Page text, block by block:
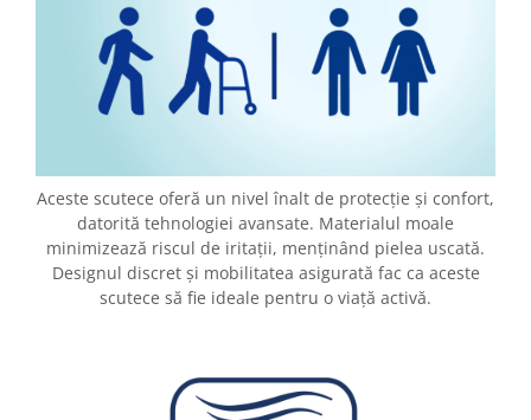
Ceasuri barbatesti
Ceasuri dama
Genti si accesorii femei
Imbracaminte barbati
Imbracaminte femei
Imbracaminte si Incaltaminte copii
Incaltaminte barbati
Aceste scutece oferă un nivel înalt de protecție și confort,
datorită tehnologiei avansate. Materialul moale
minimizează riscul de iritații, menținând pielea uscată.
Designul discret și mobilitatea asigurată fac ca aceste
scutece să fie ideale pentru o viață activă.